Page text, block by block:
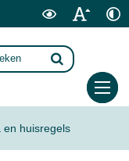
en huisregels